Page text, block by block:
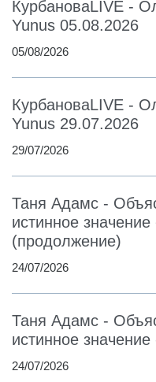
КурбановаLIVE -
Yunus 05.08.2026
05/08/2026
КурбановаLIVE -
Yunus 29.07.2026
29/07/2026
Таня Адамс -
истинное
(продолжение)
24/07/2026
Таня Адамс -
истинное
24/07/2026